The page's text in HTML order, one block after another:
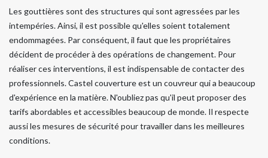
Les gouttières sont des structures qui sont agressées par les
intempéries. Ainsi, il est possible qu'elles soient totalement
endommagées. Par conséquent, il faut que les propriétaires
décident de procéder à des opérations de changement. Pour
réaliser ces interventions, il est indispensable de contacter des
professionnels. Castel couverture est un couvreur qui a beaucoup
d'expérience en la matière. N'oubliez pas qu'il peut proposer des
tarifs abordables et accessibles beaucoup de monde. Il respecte
aussi les mesures de sécurité pour travailler dans les meilleures
conditions.